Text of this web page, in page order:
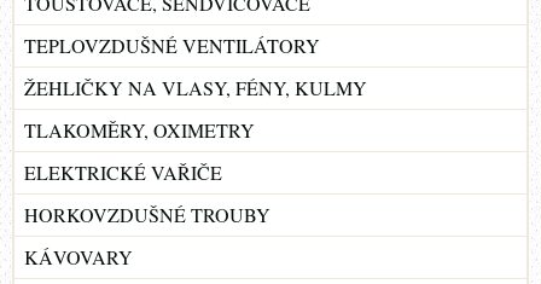
TEPLOVZDUŠNÉ VENTILÁTORY
ŽEHLIČKY NA VLASY, FÉNY, KULMY
TLAKOMĚRY, OXIMETRY
ELEKTRICKÉ VAŘIČE
HORKOVZDUŠNÉ TROUBY
KÁVOVARY